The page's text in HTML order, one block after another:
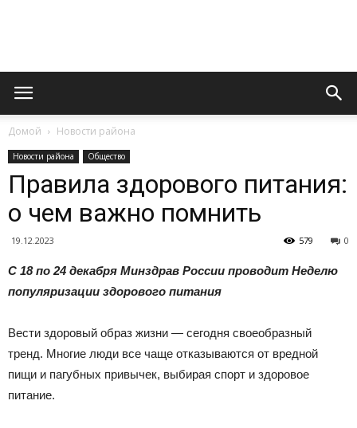
Официальный
газеты
«Вперед»
|
Домой Новости района
Новости района Общество
Правила здорового питания:
о чем важно помнить
19.12.2023 0
579
С 18 по 24 декабря Минздрав России проводит Неделю
популяризации здорового питания
Вести здоровый образ жизни — сегодня своеобразный
тренд. Многие люди все чаще отказываются от вредной
пищи и пагубных привычек, выбирая спорт и здоровое
питание.